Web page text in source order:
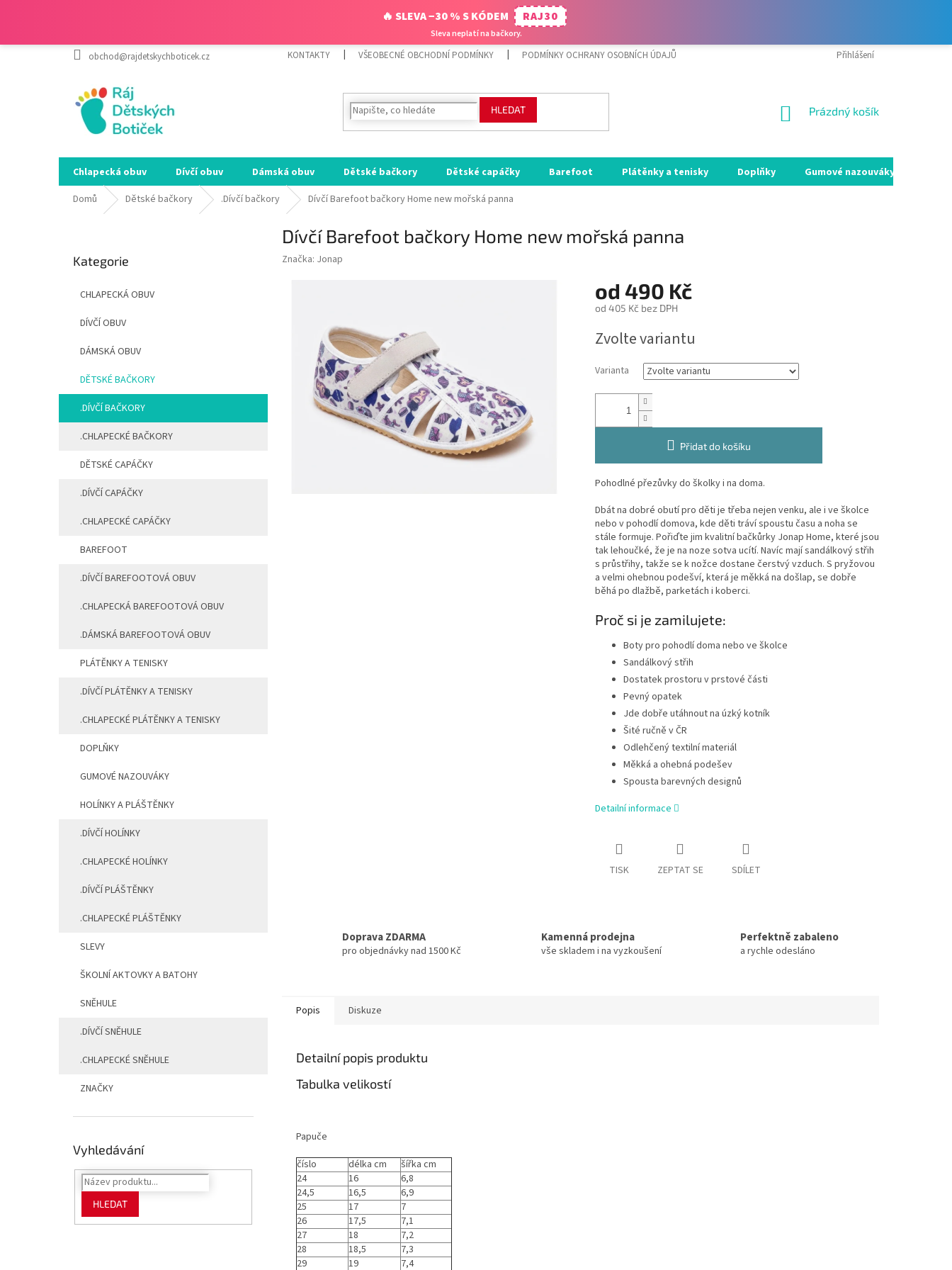
obchod@rajdetskychboticek.cz KONTAKTY VŠEOBECNÉ OBCHODNÍ PODMÍNKY PODMÍNKY OCHRANY OSOBNÍCH ÚDAJŮ MOJE OBJEDNÁVKA
Přihlášení
HLEDAT
NÁKUPNÍ
Prázdný košík
Chlapecká obuv Dívčí obuv Dámská obuv Dětské bačkory Dětské capáčky Barefoot Plátěnky a tenisky Doplňky Gumové nazouváky
Domů
Dětské bačkory .Dívčí bačkory Dívčí Barefoot bačkory Home new mořská panna
n
l
kategorie
Kategorie
CHLAPECKÁ OBUV
DÍVČÍ OBUV
DÁMSKÁ OBUV
DĚTSKÉ BAČKORY
.DÍVČÍ BAČKORY
.CHLAPECKÉ BAČKORY
DĚTSKÉ CAPÁČKY
.DÍVČÍ CAPÁČKY
.CHLAPECKÉ CAPÁČKY
BAREFOOT
.DÍVČÍ BAREFOOTOVÁ OBUV
.CHLAPECKÁ BAREFOOTOVÁ OBUV
.DÁMSKÁ BAREFOOTOVÁ OBUV
PLÁTĚNKY A TENISKY
.DÍVČÍ PLÁTĚNKY A TENISKY
.CHLAPECKÉ PLÁTĚNKY A TENISKY
DOPLŇKY
GUMOVÉ NAZOUVÁKY
HOLÍNKY A PLÁŠTĚNKY
.DÍVČÍ HOLÍNKY
.CHLAPECKÉ HOLÍNKY
.DÍVČÍ PLÁŠTĚNKY
.CHLAPECKÉ PLÁŠTĚNKY
SLEVY
ŠKOLNÍ AKTOVKY A BATOHY
SNĚHULE
.DÍVČÍ SNĚHULE
.CHLAPECKÉ SNĚHULE
ZNAČKY
Vyhledávání
HLEDAT
Dívčí Barefoot bačkory Home new mořská panna
Značka: Jonap
od 490 Kč
od 405 Kčbez DPH
cena:
Zvolte variantu
Varianta
Přidat do košíku
Pohodlné přezůvky do školky i na doma.
Dbát na dobré obutí pro děti je třeba nejen venku, ale i ve školce
nebo v pohodlí domova, kde děti tráví spoustu času a noha se
stále formuje. Pořiďte jim kvalitní bačkůrky Jonap Home, které jsou
tak lehoučké, že je na noze sotva ucítí. Navíc mají sandálkový střih
s průstřihy, takže se k nožce dostane čerstvý vzduch. S pryžovou
a velmi ohebnou podešví, která je měkká na došlap, se dobře
běhá po dlažbě, parketách i koberci.
Proč si je zamilujete:
Boty pro pohodlí doma nebo ve školce
Sandálkový střih
Dostatek prostoru v prstové části
Pevný opatek
Jde dobře utáhnout na úzký kotník
Šité ručně v ČR
Odlehčený textilní materiál
Měkká a ohebná podešev
Spousta barevných designů
Detailní informace
TISK ZEPTAT SE SDÍLET
Doprava ZDARMA
pro objednávky nad 1500 Kč
Kamenná prodejna
vše skladem i na vyzkoušení
Perfektně zabaleno
a rychle odesláno
Popis Diskuze
Detailní popis produktu
Tabulka velikostí
Papuče
číslo
délka cm
šířka cm
24
16
6,8
24,5
16,5
6,9
25
17
7
26
17,5
7,1
27
18
7,2
28
18,5
7,3
29
19
7,4
🔥 SLEVA −30 % S KÓDEM RAJ30
Sleva neplatí na bačkory.